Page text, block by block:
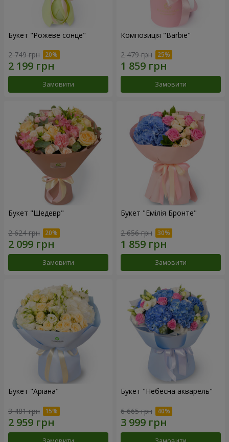
Букет "Рожеве сонце"
2 749 грн
Замовити
Композиція "Barbie"
2 479 грн
Замовити
Букет "Шедевр"
2 624 грн
Замовити
Букет "Емілія Бронте"
2 656 грн
Замовити
Букет "Аріана"
3 481 грн
Букет "Небесна акварель"
6 665 грн